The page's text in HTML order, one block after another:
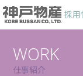
採用
WORK
仕事紹介